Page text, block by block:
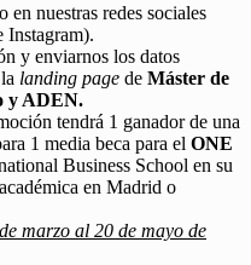
nuestras redes sociales
Instagram).
y enviarnos los datos
landing page de Máster de
y ADEN.
tendrá 1 ganador de una
1 media beca para el ONE
Business School en su
en Madrid o
marzo al 20 de mayo de